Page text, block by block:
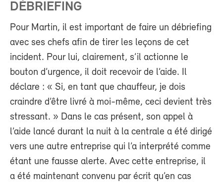
DÉBRIEFING
Pour Martin, il est important de faire un débriefing
avec ses chefs afin de tirer les leçons de cet
incident. Pour lui, clairement, s’il actionne le
bouton d’urgence, il doit recevoir de l’aide. Il
déclare : « Si, en tant que chauffeur, je dois
craindre d’être livré à moi-même, ceci devient très
stressant. » Dans le cas présent, son appel à
l’aide lancé durant la nuit à la centrale a été dirigé
vers une autre entreprise qui l’a interprété comme
étant une fausse alerte. Avec cette entreprise, il
a été maintenant convenu par écrit qu’en cas